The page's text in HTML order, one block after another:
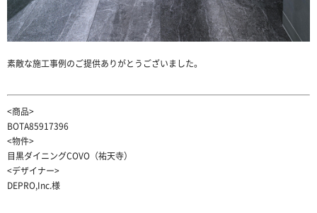
素敵な施工事例のご提供ありがとうございました。
<商品>
BOTA85917396
<物件>
目黒ダイニングCOVO（祐天寺）
<デザイナー>
DEPRO,Inc.様